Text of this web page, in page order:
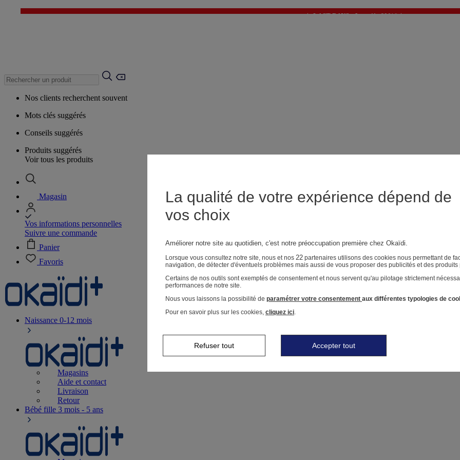
✨ LAST DAYS : Jusqu'à -60%* ✨
Nos clients recherchent souvent
Mots clés suggérés
Conseils suggérés
Produits suggérés
Voir tous les produits
Magasin
Vos informations personnelles
Suivre une commande
Panier
Favoris
Naissance 0-12 mois
Magasins
Aide et contact
Livraison
Retour
Bébé fille 3 mois - 5 ans
La qualité de votre expérience dépend de
vos choix
Améliorer notre site au quotidien, c'est notre préoccupation première chez Okaïdi.
Lorsque vous consultez notre site, nous et nos 22 partenaires utilisons des cookies nous permettant de
navigation, de détecter d'éventuels problèmes mais aussi de vous proposer des publicités et des
Certains de nos outils sont exemptés de consentement et nous servent qu'au pilotage strictement
performances de notre site.
Nous vous laissons la possibilité de paramétrer votre consentement aux différentes typologies de
Pour en savoir plus sur les cookies, cliquez ici.
Refuser tout Accepter tout